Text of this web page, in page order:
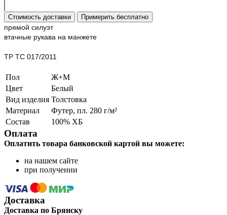
Стоимость доставки Примерить бесплатно
прямой силуэт
втачные рукава на манжете
ТР ТС 017/2011
Пол
Ж+М
Цвет
Белый
Вид изделия Толстовка
Материал
Футер, пл. 280 г/м²
Состав
100% ХБ
Оплата
Оплатить товара банковской картой вы можете:
на нашем сайте
при получении
Доставка
Доставка по Брянску